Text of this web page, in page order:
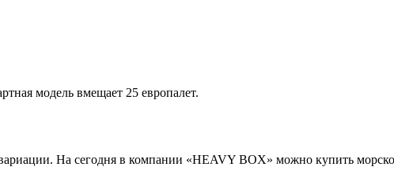
модель вмещает 25 европалет.
На сегодня в компании «HEAVY BOX» можно купить